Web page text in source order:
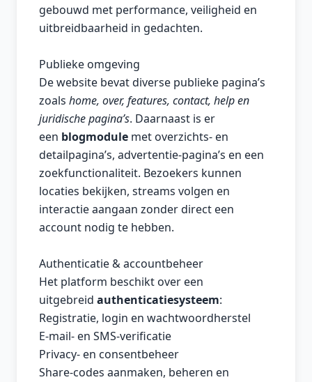
gebouwd met performance, veiligheid en
uitbreidbaarheid in gedachten.
Publieke omgeving
De website bevat diverse publieke pagina’s
zoals home, over, features, contact, help en
juridische pagina’s. Daarnaast is er
een blogmodule met overzichts- en
detailpagina’s, advertentie-pagina’s en een
zoekfunctionaliteit. Bezoekers kunnen
locaties bekijken, streams volgen en
interactie aangaan zonder direct een
account nodig te hebben.
Authenticatie & accountbeheer
Het platform beschikt over een
uitgebreid authenticatiesysteem:
Registratie, login en wachtwoordherstel
E-mail- en SMS-verificatie
Privacy- en consentbeheer
Share-codes aanmaken, beheren en